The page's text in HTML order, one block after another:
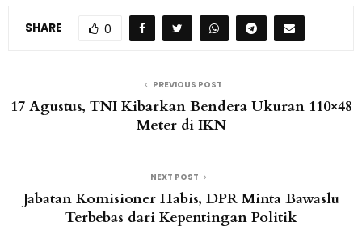
SHARE 0
PREVIOUS POST
17 Agustus, TNI Kibarkan Bendera Ukuran 110×48
Meter di IKN
NEXT POST
Jabatan Komisioner Habis, DPR Minta Bawaslu
Terbebas dari Kepentingan Politik